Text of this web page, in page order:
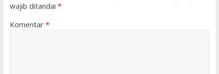
wajib ditandai *
Komentar *